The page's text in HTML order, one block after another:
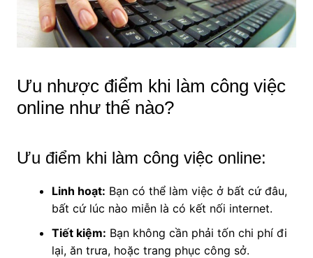
Ưu nhược điểm khi làm công việc
online như thế nào?
Ưu điểm khi làm công việc online:
Linh hoạt: Bạn có thể làm việc ở bất cứ đâu,
bất cứ lúc nào miễn là có kết nối internet.
Tiết kiệm: Bạn không cần phải tốn chi phí đi
lại, ăn trưa, hoặc trang phục công sở.